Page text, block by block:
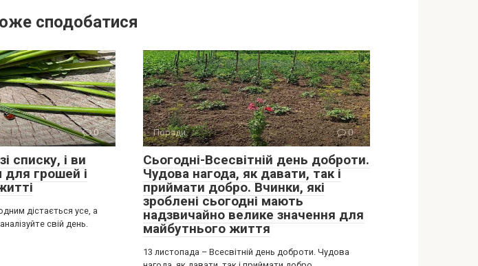
сподобатися
0
списку, і ви
для грошей і
дістається усе, а
свій день.
Поради 0
Сьогодні-Всесвітній день доброти.
Чудова нагода, як давати, так і
приймати добро. Вчинки, які
зроблені сьогодні мають
надзвичайно велике значення для
майбутнього життя
13 листопада – Всесвітній день доброти. Чудова